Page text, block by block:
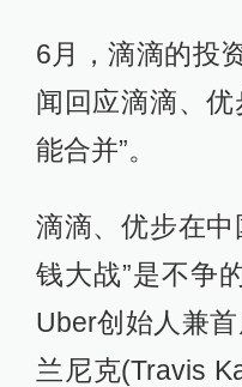
6月，滴滴的投
闻回应滴滴、
能合并”。
滴滴、优步在中
钱大战”是不争
Uber创始人兼
兰尼克(Travis